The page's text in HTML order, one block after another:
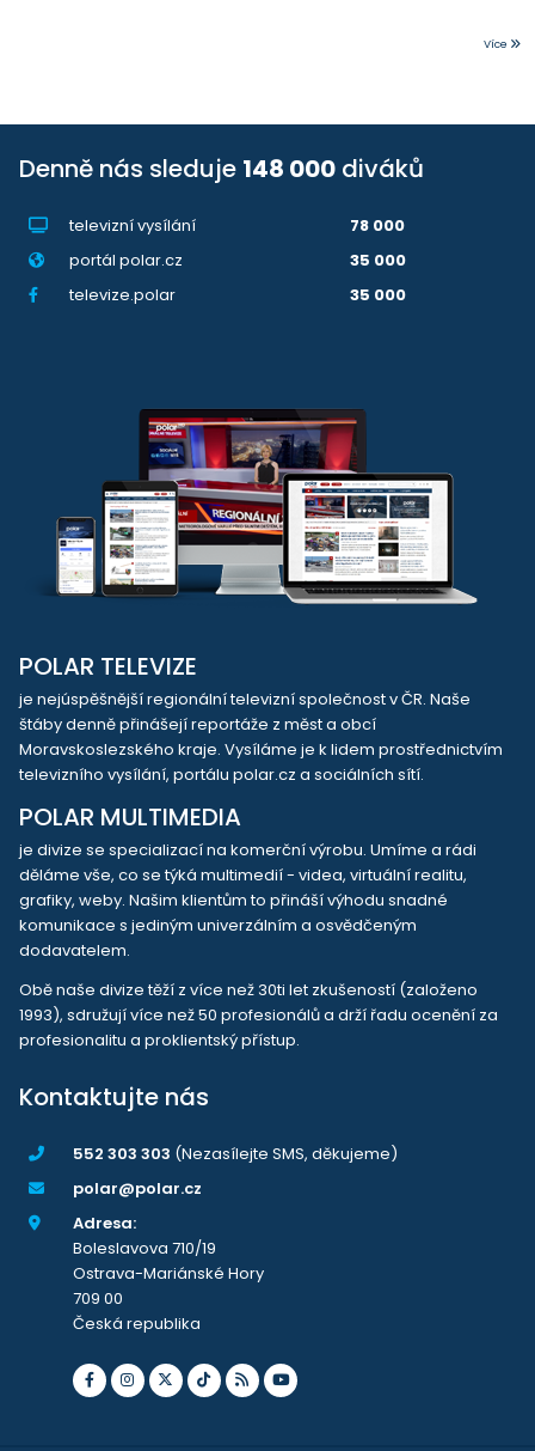
Více
Denně nás sleduje 148 000 diváků
televizní vysílání
78 000
portál polar.cz
35 000
televize.polar
35 000
POLAR TELEVIZE
je nejúspěšnější regionální televizní společnost v ČR. Naše
štáby denně přinášejí reportáže z měst a obcí
Moravskoslezského kraje. Vysíláme je k lidem prostřednictvím
televizního vysílání, portálu polar.cz a sociálních sítí.
POLAR MULTIMEDIA
je divize se specializací na komerční výrobu. Umíme a rádi
děláme vše, co se týká multimedií - videa, virtuální realitu,
grafiky, weby. Našim klientům to přináší výhodu snadné
komunikace s jediným univerzálním a osvědčeným
dodavatelem.
Obě naše divize těží z více než 30ti let zkušeností (založeno
1993), sdružují více než 50 profesionálů a drží řadu ocenění za
profesionalitu a proklientský přístup.
Kontaktujte nás
552 303 303 (Nezasílejte SMS, děkujeme)
polar@polar.cz
Adresa:
Boleslavova 710/19
Ostrava-Mariánské Hory
709 00
Česká republika